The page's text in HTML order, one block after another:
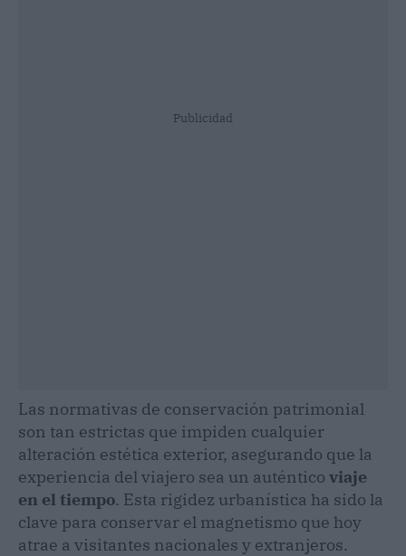
Publicidad
Las normativas de conservación patrimonial
son tan estrictas que impiden cualquier
alteración estética exterior, asegurando que la
experiencia del viajero sea un auténtico viaje
en el tiempo. Esta rigidez urbanística ha sido la
clave para conservar el magnetismo que hoy
atrae a visitantes nacionales y extranjeros.